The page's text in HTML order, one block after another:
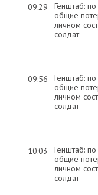
09:29
Генштаб:
общие
личном
солдат
09:56
Генштаб:
общие
личном
солдат
10:03
Генштаб:
общие
личном
солдат